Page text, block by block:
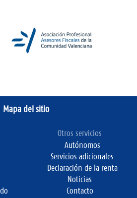
Mapa del sitio
Otros servicios
Autónomos
Servicios adicionales
Declaración de la renta
Noticias
Contacto